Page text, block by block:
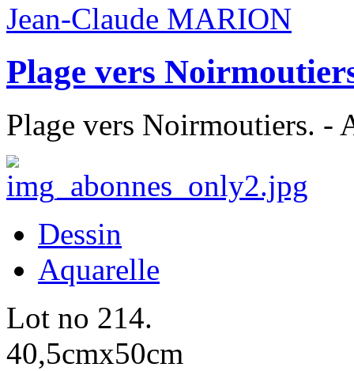
Jean-Claude MARION
Plage vers
Plage vers Noirmoutiers. -
Dessin
Aquarelle
Lot no 214.
40,5cmx50cm